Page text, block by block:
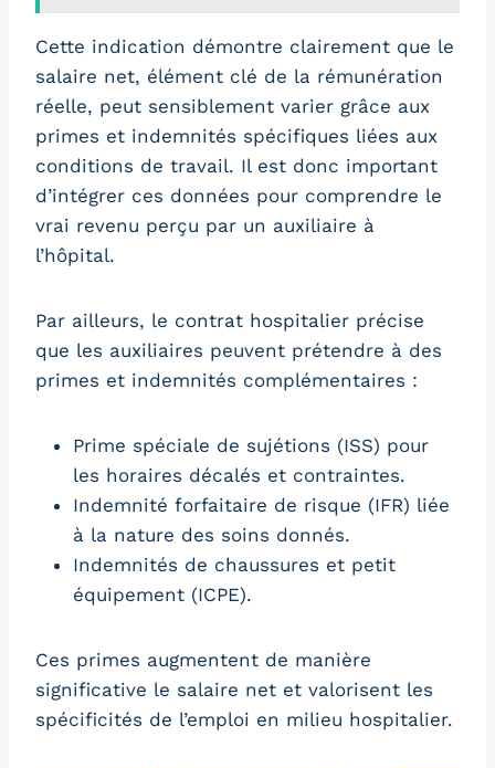
Cette indication démontre clairement que le
salaire net, élément clé de la rémunération
réelle, peut sensiblement varier grâce aux
primes et indemnités spécifiques liées aux
conditions de travail. Il est donc important
d’intégrer ces données pour comprendre le
vrai revenu perçu par un auxiliaire à
l’hôpital.
Par ailleurs, le contrat hospitalier précise
que les auxiliaires peuvent prétendre à des
primes et indemnités complémentaires :
Prime spéciale de sujétions (ISS) pour
les horaires décalés et contraintes.
Indemnité forfaitaire de risque (IFR) liée
à la nature des soins donnés.
Indemnités de chaussures et petit
équipement (ICPE).
Ces primes augmentent de manière
significative le salaire net et valorisent les
spécificités de l’emploi en milieu hospitalier.